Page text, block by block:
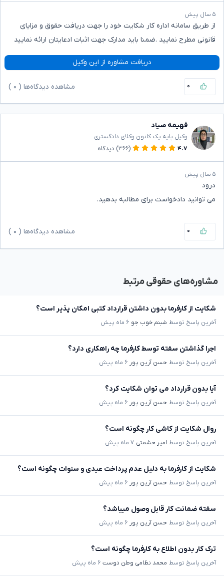
۵ سال پیش
از طریق سامانه اداره کار شکایت خود را جهت دریافت حقوق و مزایای
قانونی مطرح نمایید .ضمنا باید مدارک جهت اثبات ادعایتان ارائه نمایید
دریافت مشاوره از این وکیل
۰ مشاهده دیدگاه‌ها ( ۰
فهیمه صیاد
وکیل پایه یک کانون وکلای دادگستری
۴.۷
(۳۶۶) دیدگاه
۵ سال پیش
درود
می توانید دادخواست برای مطالبه بدهید.
۰ مشاهده دیدگاه‌ها ( ۰
مشاوره‌های حقوقی مرتبط
شکایت از کارفرما بدون داشتن قرارداد کتبی امکان پذیر است؟
آخرین پاسخ توسط شبنم خوب جو ۶ ماه پیش
اجرا گذاشتن سفته توسط کارفرما چه راهکاری دارد؟
آخرین پاسخ توسط حسن آرین پور ۶ ماه پیش
آیا بدون قرارداد می توان شکایت کرد؟
آخرین پاسخ توسط حسن آرین پور ۶ ماه پیش
روال شکایت از کاشی کار چگونه است؟
آخرین پاسخ توسط امیر حشمتی ۷ ماه پیش
شکایت از کارفرما به دلیل عدم پرداخت عیدی و سنوات چگونه است؟
آخرین پاسخ توسط حسن آرین پور ۶ ماه پیش
سفته ضمانت کار قابل وصول میباشد؟
آخرین پاسخ توسط حسن آرین پور ۶ ماه پیش
ترک کار بدون اطلاع به کارفرما چگونه است؟
آخرین پاسخ توسط محمد نظامی وطن دوست ۶ ماه پیش